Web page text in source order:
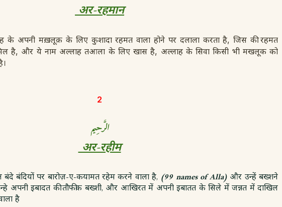
अर-रहमान
के अपनी मख़लूक़ के लिए कुशादा रहमत वाला होने पर दलाला करता है, जिस की रहमत
है, और ये नाम अल्लाह तआला के लिए खास है, अल्लाह के सिवा किसी भी मखलूक को
2
الرَّحِيم
अर-रहीम
बंदियों पर बारोज़-ए-कयामत रहेम करने वाला है, (99 names of Alla) और उन्हें बख्शने
अपनी इबादत की तौफीक बख्शी, और आखिरत में अपनी इबातत के सिले में जन्नत में दाखिल
है